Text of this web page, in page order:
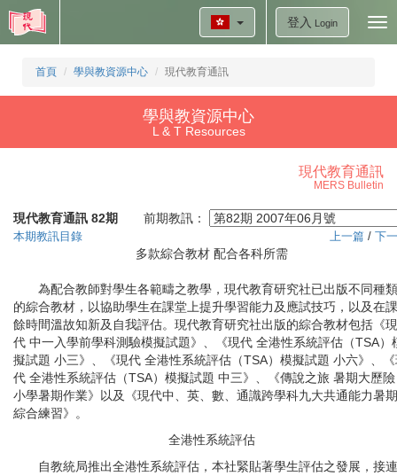
登入 Login
首頁 學與教資源中心 現代教育通訊
學與教資源中心
L & T Resources
現代教育通訊
MERS Bulletin
現代教育通訊 82期 前期教訊：
本期教訊目錄 上一篇 / 下
多款綜合教材 配合各科所需
為配合教師對學生各範疇之教學，現代教育研究社已出版不同種類
的綜合教材，以協助學生在課堂上提升學習能力及應試技巧，以及在課
餘時間溫故知新及自我評估。現代教育研究社出版的綜合教材包括《現
代 中一入學前學科測驗模擬試題》、《現代 全港性系統評估（TSA）
擬試題 小三》、《現代 全港性系統評估（TSA）模擬試題 小六》、
代 全港性系統評估（TSA）模擬試題 中三》、《傳說之旅 暑期大歷險
小學暑期作業》以及《現代中、英、數、通識跨學科九大共通能力暑期
綜合練習》。
全港性系統評估
自教統局推出全港性系統評估，本社緊貼著學生評估之發展，接連